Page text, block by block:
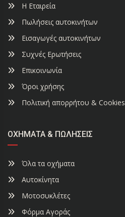
Η Εταιρεία
Πωλήσεις αυτοκινήτων
Εισαγωγές αυτοκινήτων
Συχνές Ερωτήσεις
Επικοινωνία
Όροι χρήσης
Πολιτική απορρήτου & Cookies
ΟΧΉΜΑΤΑ & ΠΩΛΉΣΕΙΣ
Όλα τα οχήματα
Αυτοκίνητα
Μοτοσυκλέτες
Φόρμα Αγοράς